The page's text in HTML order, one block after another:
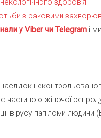
здоров’я
з раковими
у Viber чи Telegram і
частиною жіночої
вірусу папіломи